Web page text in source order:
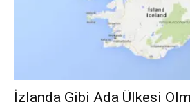
İzlanda Gibi Ada Ülkesi